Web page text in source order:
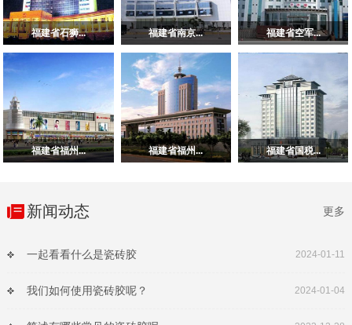
福建省石狮... 福建省南京... 福建省空军...
福建省福州... 福建省福州... 福建省国税...
新闻动态 更多
一起看看什么是瓷砖胶 2024-01-11
我们如何使用瓷砖胶呢？ 2024-01-04